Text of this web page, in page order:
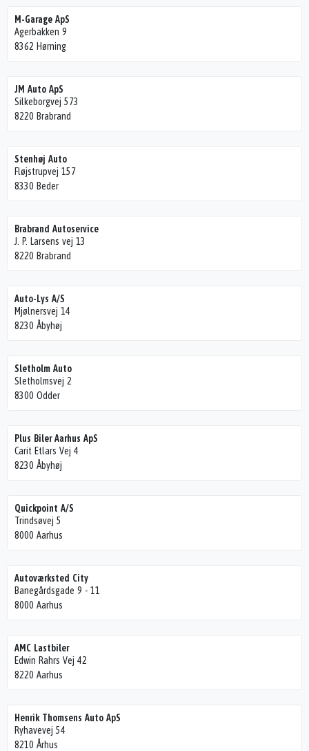
M-Garage ApS
Agerbakken 9
8362 Hørning
JM Auto ApS
Silkeborgvej 573
8220 Brabrand
Stenhøj Auto
Fløjstrupvej 157
8330 Beder
Brabrand Autoservice
J. P. Larsens vej 13
8220 Brabrand
Auto-Lys A/S
Mjølnersvej 14
8230 Åbyhøj
Sletholm Auto
Sletholmsvej 2
8300 Odder
Plus Biler Aarhus ApS
Carit Etlars Vej 4
8230 Åbyhøj
Quickpoint A/S
Trindsøvej 5
8000 Aarhus
Autoværksted City
Banegårdsgade 9 - 11
8000 Aarhus
AMC Lastbiler
Edwin Rahrs Vej 42
8220 Aarhus
Henrik Thomsens Auto ApS
Ryhavevej 54
8210 Århus